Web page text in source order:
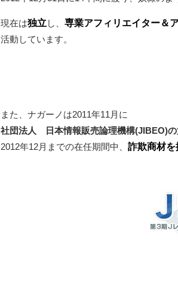
現在は独立 し、 専業アフィリエイター＆
活動しています。
また、ナガーノは2011年11月に
社団法人 日本情報販売論理機構(JIBEO)
2012年12月までの在任期間中、 詐欺商材